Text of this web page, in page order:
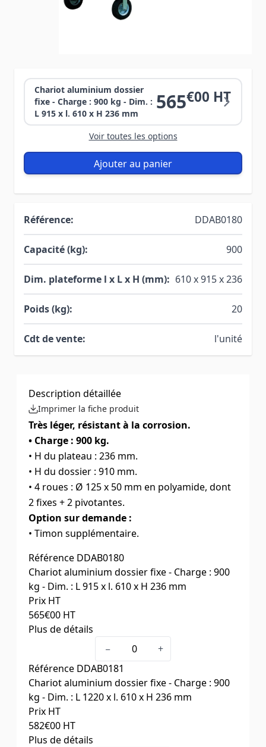
Chariot aluminium dossier
fixe - Charge : 900 kg - Dim. :
L 915 x l. 610 x H 236 mm
565€00 HT
Voir toutes les options
Ajouter au panier
Référence: DDAB0180
Capacité (kg): 900
Dim. plateforme l x L x H (mm): 610 x 915 x 236
Poids (kg): 20
Cdt de vente: l'unité
Description détaillée
Imprimer la fiche produit
Très léger, résistant à la corrosion.
• Charge : 900 kg.
• H du plateau : 236 mm.
• H du dossier : 910 mm.
• 4 roues : Ø 125 x 50 mm en polyamide, dont
2 fixes + 2 pivotantes.
Option sur demande :
• Timon supplémentaire.
Référence DDAB0180
Chariot aluminium dossier fixe - Charge : 900
kg - Dim. : L 915 x l. 610 x H 236 mm
Prix HT
565€00 HT
Plus de détails
Dim. plateforme l x L x H (mm)610 x 915 x 236
Poids (kg) 20
−
+
Référence DDAB0181
Chariot aluminium dossier fixe - Charge : 900
kg - Dim. : L 1220 x l. 610 x H 236 mm
Prix HT
582€00 HT
Plus de détails